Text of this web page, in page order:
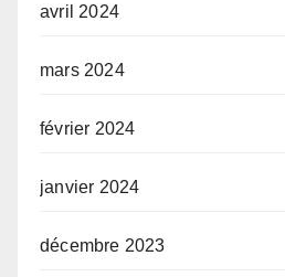
avril 2024
mars 2024
février 2024
janvier 2024
décembre 2023